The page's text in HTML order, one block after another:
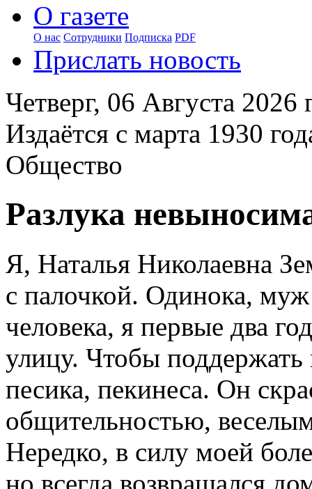
О газете
О нас Сотрудники Подписка PDF
Прислать новость
Четверг, 06 Августа 2026
Издаётся с марта 1930
Общество
Разлука
Я, Наталья Николаевна
с палочкой. Одинока,
человека, я первые два
улицу. Чтобы
песика, пекинеса. Он
общительностью,
Нередко, в силу моей
но всегда возвращался